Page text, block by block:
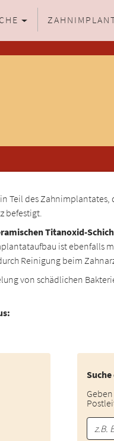
Teil des
befestigt.
Titanoxid-
ist ebenfalls
Reinigung beim
von schädlichen